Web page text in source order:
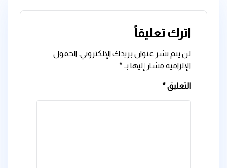
اترك تعليقاً
لن يتم نشر عنوان بريدك الإلكتروني. الحقول
الإلزامية مشار إليها بـ *
التعليق*